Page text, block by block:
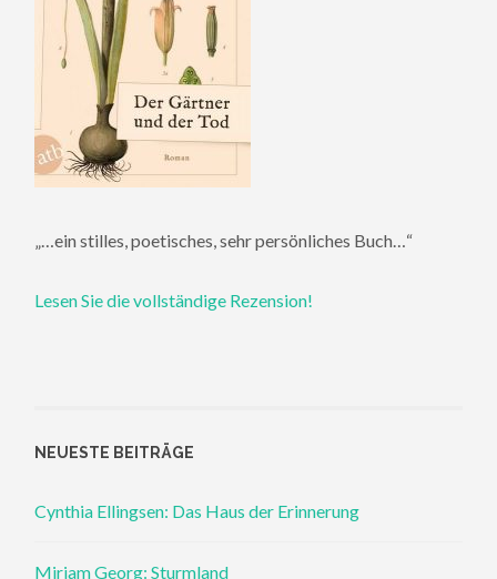
„…ein stilles, poetisches, sehr persönliches Buch…“
Lesen Sie die vollständige Rezension!
NEUESTE BEITRÄGE
Cynthia Ellingsen: Das Haus der Erinnerung
Miriam Georg: Sturmland